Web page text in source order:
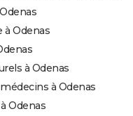
à Odenas
à Odenas
à Odenas
Odenas